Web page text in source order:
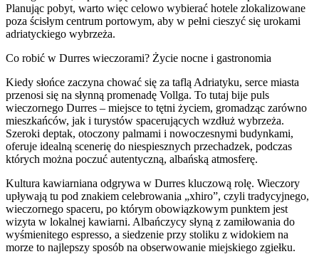
Planując pobyt, warto więc celowo wybierać hotele zlokalizowane
poza ścisłym centrum portowym, aby w pełni cieszyć się urokami
adriatyckiego wybrzeża.
Co robić w Durres wieczorami? Życie nocne i gastronomia
Kiedy słońce zaczyna chować się za taflą Adriatyku, serce miasta
przenosi się na słynną promenadę Vollga. To tutaj bije puls
wieczornego Durres – miejsce to tętni życiem, gromadząc zarówno
mieszkańców, jak i turystów spacerujących wzdłuż wybrzeża.
Szeroki deptak, otoczony palmami i nowoczesnymi budynkami,
oferuje idealną scenerię do niespiesznych przechadzek, podczas
których można poczuć autentyczną, albańską atmosferę.
Kultura kawiarniana odgrywa w Durres kluczową rolę. Wieczory
upływają tu pod znakiem celebrowania „xhiro”, czyli tradycyjnego,
wieczornego spaceru, po którym obowiązkowym punktem jest
wizyta w lokalnej kawiarni. Albańczycy słyną z zamiłowania do
wyśmienitego espresso, a siedzenie przy stoliku z widokiem na
morze to najlepszy sposób na obserwowanie miejskiego zgiełku.